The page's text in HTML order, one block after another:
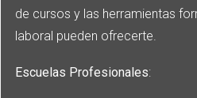
de cursos y las herramientas
laboral pueden ofrecerte.
Escuelas Profesionales: